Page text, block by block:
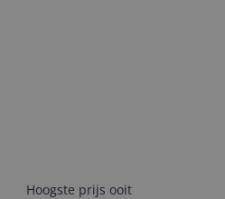
Hoogste prijs ooit